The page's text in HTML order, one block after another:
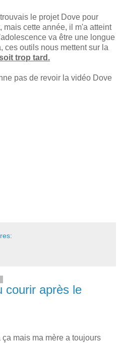
le projet Dove pour
mais cette année, il m'a atteint
va être une longue
ces outils nous mettent sur la
trop tard.
pas de revoir la vidéo Dove
courir après le
mais ma mère a toujours